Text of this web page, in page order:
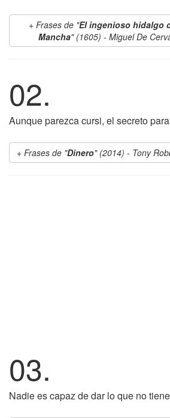
Frases de "El ingenioso hidalgo
Mancha" (1605) - Miguel De
02.
Aunque parezca cursi, el secreto
Frases de "Dinero" (2014) - Tony
03.
Nadie es capaz de dar lo que no